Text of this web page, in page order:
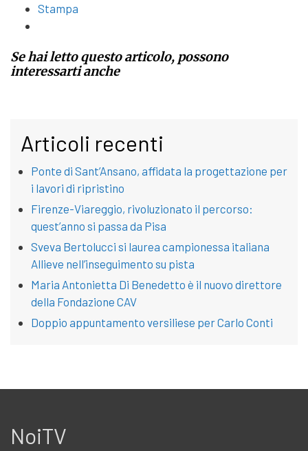
Stampa
Se hai letto questo articolo, possono
interessarti anche
Articoli recenti
Ponte di Sant’Ansano, affidata la progettazione per
i lavori di ripristino
Firenze-Viareggio, rivoluzionato il percorso:
quest’anno si passa da Pisa
Sveva Bertolucci si laurea campionessa italiana
Allieve nell’inseguimento su pista
Maria Antonietta Di Benedetto è il nuovo direttore
della Fondazione CAV
Doppio appuntamento versiliese per Carlo Conti
NoiTV